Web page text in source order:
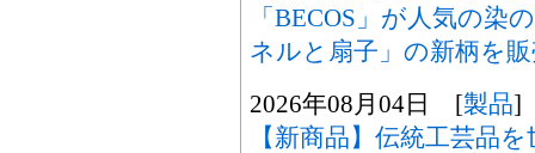
「BECOS」が人気の染
ネルと扇子」の新柄を
2026年08月04日 [製品]
【新商品】伝統工芸品